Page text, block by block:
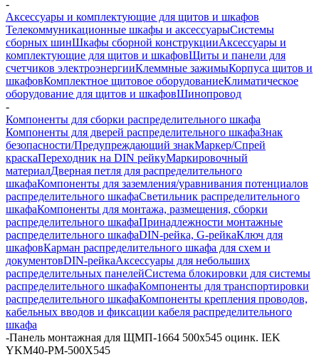
-
Аксессуары и комплектующие для щитов и шкафов
Телекоммуникационные шкафы и аксессуарыСистемы
сборных шинШкафы сборной конструкцииАксессуары и
комплектующие для щитов и шкафовЩиты и панели для
счетчиков электроэнергииКлеммные зажимыКорпуса щитов и
шкафовКомплектное щитовое оборудованиеКлиматическое
оборудование для щитов и шкафовШинопровод
-
Компоненты для сборки распределительного шкафа
Компоненты для дверей распределительного шкафаЗнак
безопасности/Предупреждающий знакМаркер/Спрей
краскаПереходник на DIN рейкуМаркировочный
материалДверная петля для распределительного
шкафаКомпоненты для заземления/уравнивания потенциалов
распределительного шкафаСветильник распределительного
шкафаКомпоненты для монтажа, размещения, сборки
распределительного шкафаПринадлежности монтажные
распределительного шкафаDIN-рейка, G-рейкаКлюч для
шкафовКарман распределительного шкафа для схем и
документовDIN-рейкаАксессуары для небольших
распределительных панелейСистема блокировки для системы
распределительного шкафаКомпоненты для транспортировки
распределительного шкафаКомпоненты крепления проводов,
кабельных вводов и фиксации кабеля распределительного
шкафа
-Панель монтажная для ЩМП-1664 500х545 оцинк. IEK
YKM40-PM-500X545